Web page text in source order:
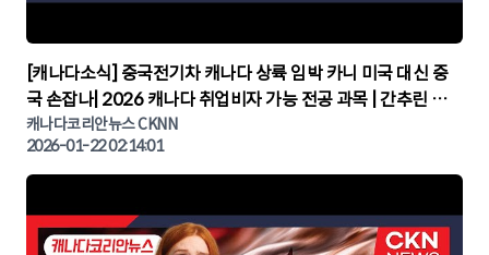
▶
[캐나다소식] 중국전기차 캐나다 상륙 임박 카니 미국 대신 중
국 손잡나| 2026 캐나다 취업비자 가능 전공 과목 | 간추린 캐
나다뉴스 | CKNNEWS, 캐나다코리안뉴스
캐나다코리안뉴스 CKNN
2026-01-22 02:14:01